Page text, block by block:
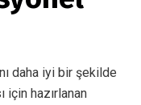
daha iyi bir şekilde
için hazırlanan